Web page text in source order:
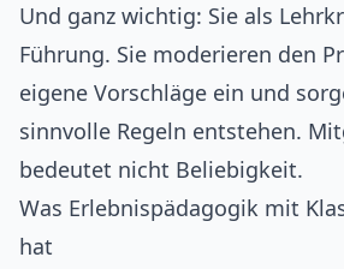
Und ganz wichtig: Sie als
Führung. Sie moderieren den
eigene Vorschläge ein und
sinnvolle Regeln entstehen.
bedeutet nicht Beliebigkeit.
Was Erlebnispädagogik mit
hat